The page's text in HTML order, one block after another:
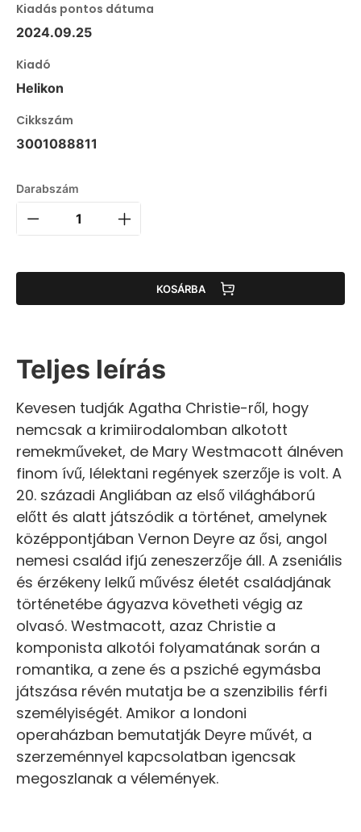
Kiadás pontos dátuma
2024.09.25
Kiadó
Helikon
Cikkszám
3001088811
Darabszám
KOSÁRBA
Teljes leírás
Kevesen tudják Agatha Christie-ről, hogy
nemcsak a krimiirodalomban alkotott
remekműveket, de Mary Westmacott álnéven
finom ívű, lélektani regények szerzője is volt. A
20. századi Angliában az első világháború
előtt és alatt játszódik a történet, amelynek
középpontjában Vernon Deyre az ősi, angol
nemesi család ifjú zeneszerzője áll. A zseniális
és érzékeny lelkű művész életét családjának
történetébe ágyazva követheti végig az
olvasó. Westmacott, azaz Christie a
komponista alkotói folyamatának során a
romantika, a zene és a psziché egymásba
játszása révén mutatja be a szenzibilis férfi
személyiségét. Amikor a londoni
operaházban bemutatják Deyre művét, a
szerzeménnyel kapcsolatban igencsak
megoszlanak a vélemények.